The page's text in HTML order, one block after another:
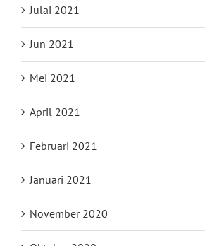
Julai 2021
Jun 2021
Mei 2021
April 2021
Februari 2021
Januari 2021
November 2020